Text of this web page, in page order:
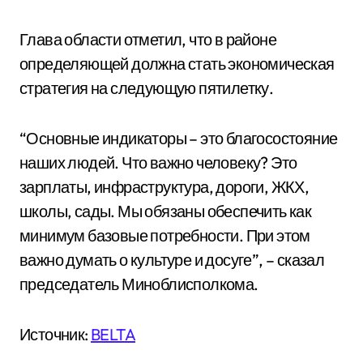
Глава области отметил, что в районе
определяющей должна стать экономическая
стратегия на следующую пятилетку.
“Основные индикаторы – это благосостояние
наших людей. Что важно человеку? Это
зарплаты, инфраструктура, дороги, ЖКХ,
школы, сады. Мы обязаны обеспечить как
минимум базовые потребности. При этом
важно думать о культуре и досуге”, – сказал
председатель Миноблисполкома.
Источник: BELTA